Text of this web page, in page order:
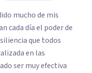
mucho de mis
cada día el poder de
que todos
en las
ser muy efectiva